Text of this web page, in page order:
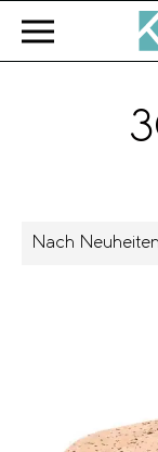
Zum Hauptinhalt
Kategorien
Farbe